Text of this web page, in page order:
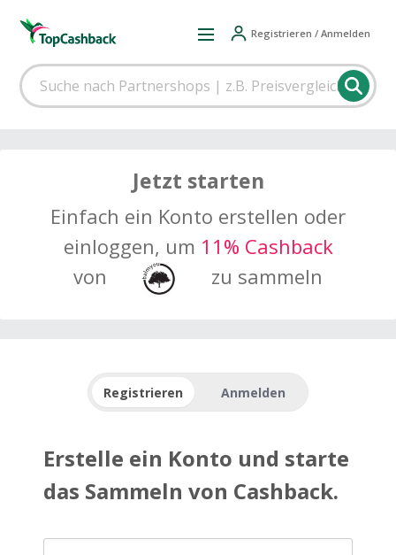
Registrieren / Anmelden
Jetzt starten
Einfach ein Konto erstellen oder
einloggen, um 11% Cashback
von
zu sammeln
Registrieren Anmelden
Erstelle ein Konto und starte
das Sammeln von Cashback.